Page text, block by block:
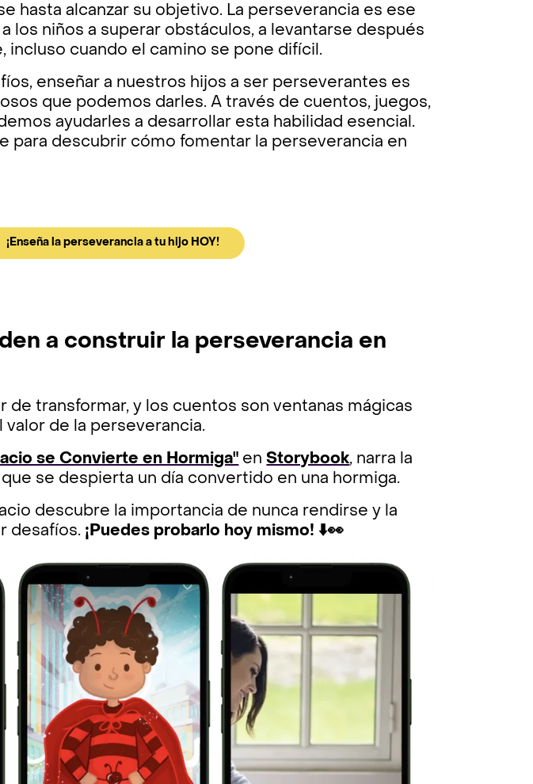
hasta alcanzar su objetivo. La perseverancia es ese
los niños a superar obstáculos, a levantarse después
incluso cuando el camino se pone difícil.
enseñar a nuestros hijos a ser perseverantes es
que podemos darles. A través de cuentos, juegos,
ayudarles a desarrollar esta habilidad esencial.
para descubrir cómo fomentar la perseverancia en
¡Enseña la perseverancia a tu hijo HOY!
a construir la perseverancia en
de transformar, y los cuentos son ventanas mágicas
valor de la perseverancia.
se Convierte en Hormiga" enStorybook, narra la
se despierta un día convertido en una hormiga.
descubre la importancia de nunca rendirse y la
desafíos. ¡Puedes probarlo hoy mismo! ⬇️👀